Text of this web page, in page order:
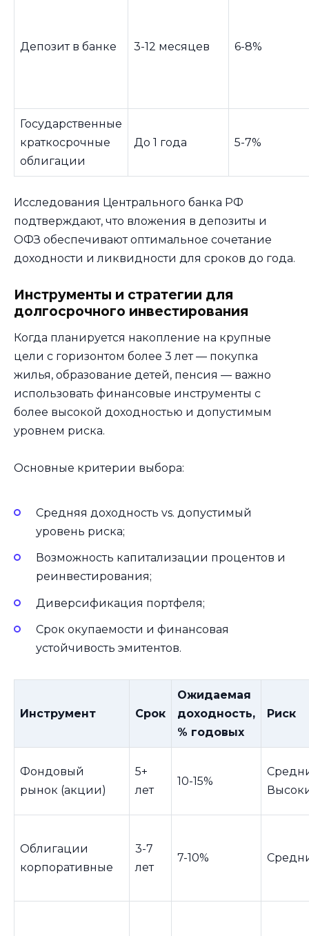
Депозит в банке 3-12 месяцев 6-8%
Государственные
краткосрочные
облигации
До 1 года 5-7%
Исследования Центрального банка РФ
подтверждают, что вложения в депозиты и
ОФЗ обеспечивают оптимальное сочетание
доходности и ликвидности для сроков до года.
Инструменты и стратегии для
долгосрочного инвестирования
Когда планируется накопление на крупные
цели с горизонтом более 3 лет — покупка
жилья, образование детей, пенсия — важно
использовать финансовые инструменты с
более высокой доходностью и допустимым
уровнем риска.
Основные критерии выбора:
Средняя доходность vs. допустимый
уровень риска;
Возможность капитализации процентов и
реинвестирования;
Диверсификация портфеля;
Срок окупаемости и финансовая
устойчивость эмитентов.
Инструмент Срок
Ожидаемая
доходность,
% годовых
Риск
Фондовый
рынок (акции)
5+
лет
10-15%
Облигации
корпоративные
3-7
лет
7-10%